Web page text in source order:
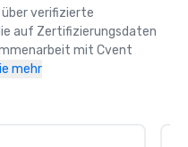
verifizierte
auf Zertifizierungsdaten
mit Cvent
mehr